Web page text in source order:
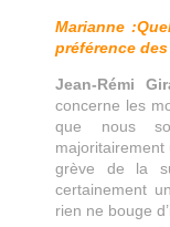
Marianne
préférence
Jean-Rémi
concerne les
que nous
grève de la
certainement
rien ne bouge